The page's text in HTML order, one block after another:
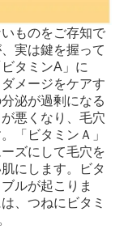
ものをご存知で
実は鍵を握って
タミンA」に
メージをケアす
泌が過剰になる
悪くなり、毛穴
「ビタミンＡ」
ズにして毛穴を
にします。ビタ
ルが起こりま
、つねにビタミ